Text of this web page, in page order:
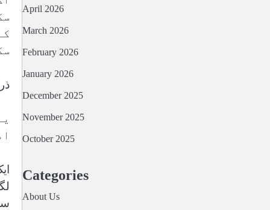
April 2026
March 2026
February 2026
January 2026
December 2025
November 2025
October 2025
Categories
About Us